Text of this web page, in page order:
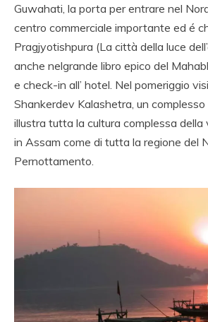
Guwahati, la porta per entrare nel
centro commerciale importante ed é
Pragjyotishpura (La città della luce
anche nelgrande libro epico del
e check-in all’ hotel. Nel pomeriggio
Shankerdev Kalashetra, un
illustra tutta la cultura complessa della
in Assam come di tutta la regione del
Pernottamento.